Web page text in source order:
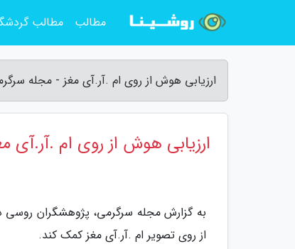
ارزیابی هوش از روی ام .آر.آی مغز - مجله
ارزیابی هوش از روی ام .آر.آی
به گزارش مجله سرگرمی، پژوهشگران
از روی تصویر ام .آر.آی مغز کمک کند.
مطالب مطالب